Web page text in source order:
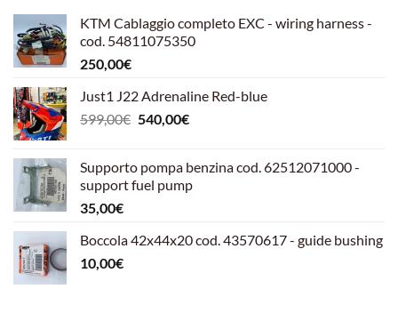
KTM Cablaggio completo EXC - wiring harness -
cod. 54811075350
250,00€
Just1 J22 Adrenaline Red-blue
599,00€ Il
era:
599,00€.
540,00€Il
è:
540,00€.
Supporto pompa benzina cod. 62512071000 -
support fuel pump
35,00€
Boccola 42x44x20 cod. 43570617 - guide bushing
10,00€